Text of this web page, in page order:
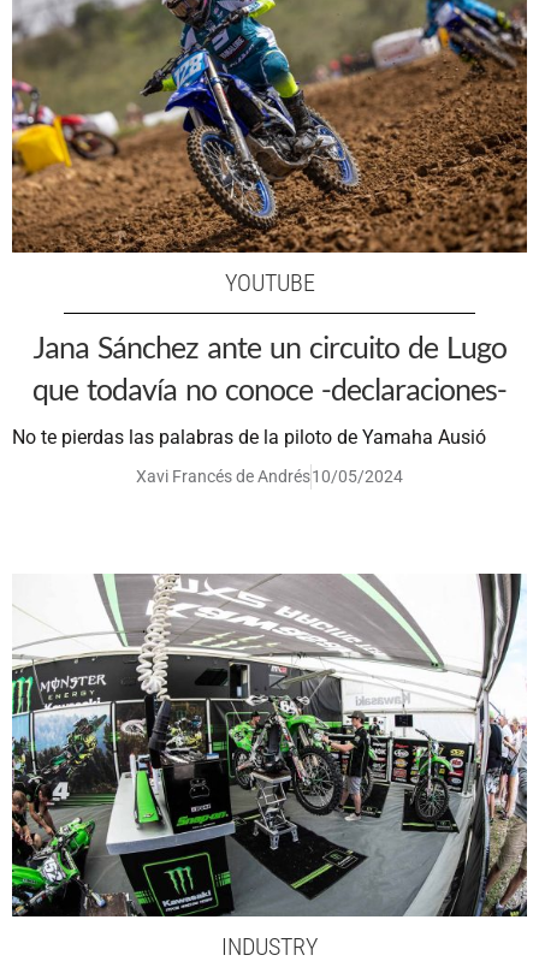
YOUTUBE
Jana Sánchez ante un circuito de Lugo
que todavía no conoce -declaraciones-
No te pierdas las palabras de la piloto de Yamaha Ausió
Xavi Francés de Andrés10/05/2024
INDUSTRY